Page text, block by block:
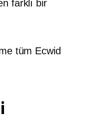
farklı bir
tüm Ecwid